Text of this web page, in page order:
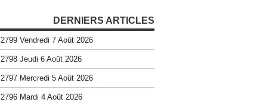
DERNIERS ARTICLES
2799 Vendredi 7 Août 2026
2798 Jeudi 6 Août 2026
2797 Mercredi 5 Août 2026
2796 Mardi 4 Août 2026